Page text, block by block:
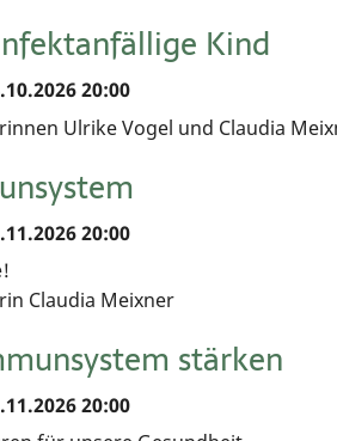
Kind
20:00
Ulrike Vogel und Claudia
20:00
Claudia Meixner
stärken
20:00